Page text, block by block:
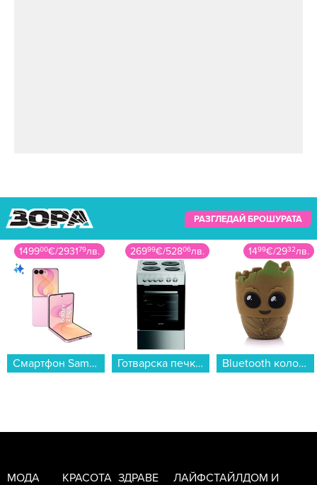
РАЗГЛЕДАЙ БРОШУРАТА
26999€/52806лв.
Готварска печка (ток) Indesit I5E5PMS , 4 ток , INOX...
1499€/2932лв.
Bluetooth колонка Bitty Boomers Groot - BITTYGROOT...
3599€/704лв.
Тиган Tefal G3303802 EXCELLENCE+ 25 см...
МОДА КРАСОТА ЗДРАВЕ ЛАЙФСТАЙЛДОМ И